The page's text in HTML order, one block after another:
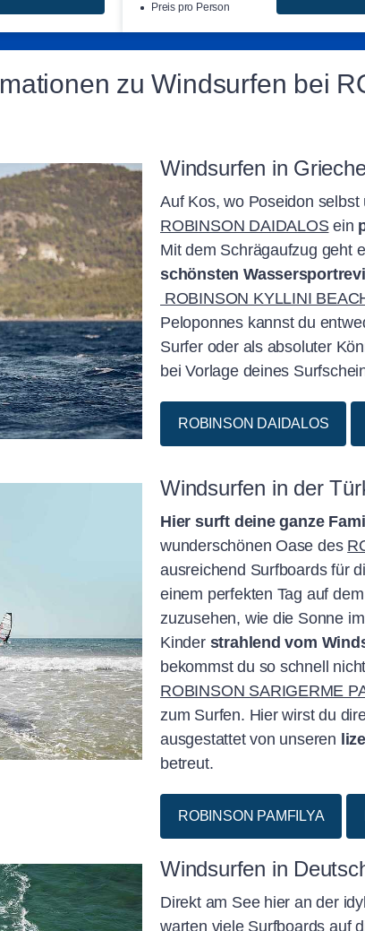
Preis pro Person
zu Windsurfen bei
Windsurfen in
Auf Kos, wo Poseidon
ROBINSON DAIDALOSein
Mit dem Schrägaufzug geht
schönsten
ROBINSON KYLLINI
Peloponnes kannst du
Surfer oder als absoluter
bei Vorlage deines
ROBINSON DAIDALOS
Windsurfen in der
Hier surft deine ganze
wunderschönen Oase des
ausreichend Surfboards für
einem perfekten Tag auf
zuzusehen, wie die Sonne
Kinder strahlend vom
bekommst du so schnell
ROBINSON SARIGERME
zum Surfen. Hier wirst du
ausgestattet von unseren
betreut.
ROBINSON PAMFILYA
Windsurfen in
Direkt am See hier an der
warten viele Surfboards auf